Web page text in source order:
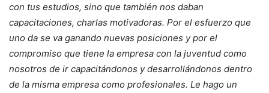
con tus estudios, sino que también nos daban
capacitaciones, charlas motivadoras. Por el esfuerzo que
uno da se va ganando nuevas posiciones y por el
compromiso que tiene la empresa con la juventud como
nosotros de ir capacitándonos y desarrollándonos dentro
de la misma empresa como profesionales. Le hago un